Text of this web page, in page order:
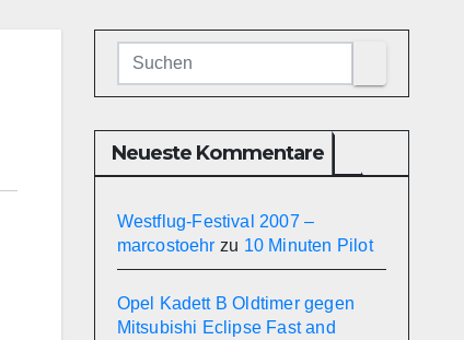
Neueste Kommentare
Westflug-Festival 2007 –
marcostoehr zu 10 Minuten Pilot
Opel Kadett B Oldtimer gegen
Mitsubishi Eclipse Fast and